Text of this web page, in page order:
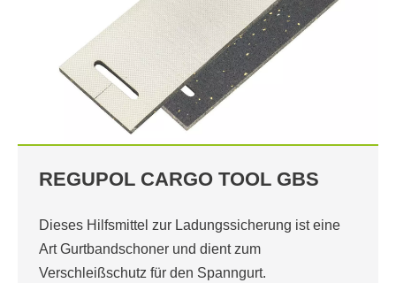
REGUPOL CARGO TOOL GBS
Dieses Hilfsmittel zur Ladungssicherung ist eine
Art Gurtbandschoner und dient zum
Verschleißschutz für den Spanngurt.